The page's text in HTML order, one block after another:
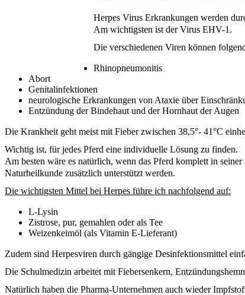
Herpes Virus Erkrankungen werden
Am wichtigsten ist der Virus EHV-1.
Die verschiedenen Viren können
Rhinopneumonitis
Abort
Genitalinfektionen
neurologische Erkrankungen von Ataxie über
Entzündung der Bindehaut und der Hornhaut der Augen
Die Krankheit geht meist mit Fieber zwischen 38,5°- 41°C
Wichtig ist, für jedes Pferd eine individuelle Lösung zu finden.
Am besten wäre es natürlich, wenn das Pferd komplett in
Naturheilkunde zusätzlich unterstützt werden.
Die wichtigsten Mittel bei Herpes führe ich nachfolgend auf:
L-Lysin
Zistrose, pur, gemahlen oder als Tee
Weizenkeimöl (als Vitamin E-Lieferant)
Zudem sind Herpesviren durch gängige Desinfektionsmittel
Die Schulmedizin arbeitet mit Fiebersenkern,
Natürlich haben die Pharma-Unternehmen auch wieder